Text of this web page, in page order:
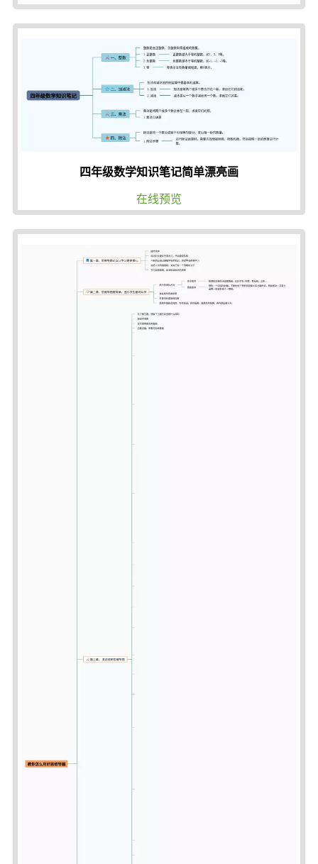
四年级数学知识笔记简单漂亮画
在线预览